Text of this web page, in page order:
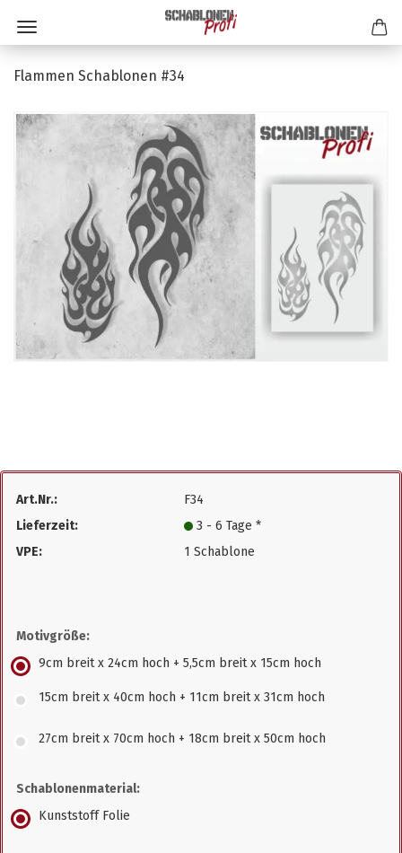
Flammen Schablonen #34
Art.Nr.:
F34
Lieferzeit:
3 - 6 Tage *
VPE:
1 Schablone
Motivgröße:
9cm breit x 24cm hoch + 5,5cm breit x 15cm hoch
15cm breit x 40cm hoch + 11cm breit x 31cm hoch
27cm breit x 70cm hoch + 18cm breit x 50cm hoch
Schablonenmaterial:
Kunststoff Folie